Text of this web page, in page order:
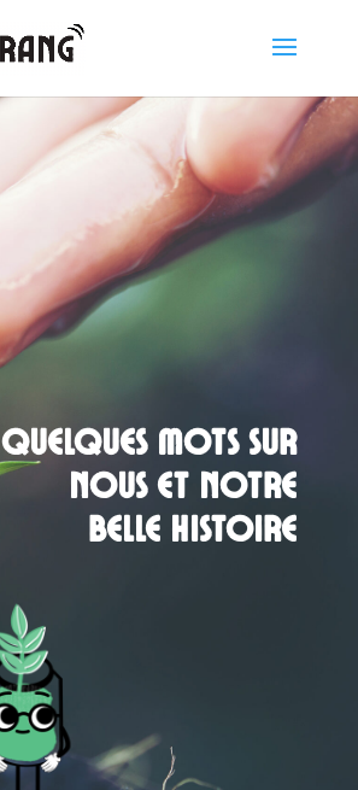
Quelques mots sur
nous et notre
belle histoire